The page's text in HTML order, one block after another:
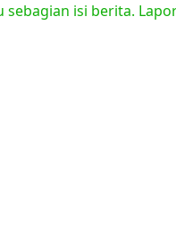
isi berita.